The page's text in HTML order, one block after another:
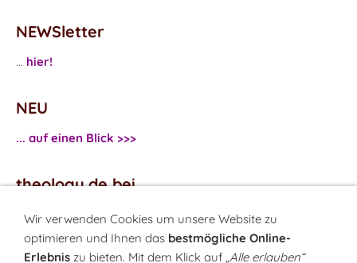
NEWSletter
... hier!
NEU
... auf einen Blick >>>
theology.de bei
...Facebook
...Twitter
Wir verwenden Cookies um unsere Website zu
optimieren und Ihnen das bestmögliche Online-
Erlebnis zu bieten. Mit dem Klick auf „Alle erlauben“